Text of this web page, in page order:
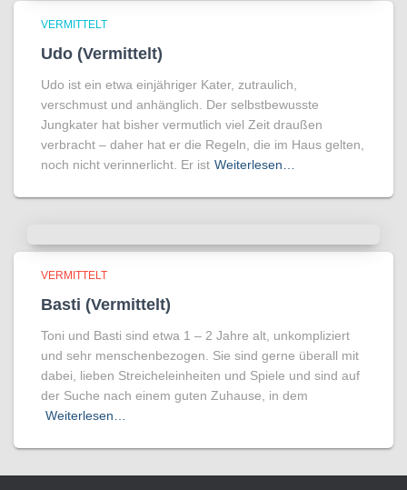
VERMITTELT
Udo (Vermittelt)
Udo ist ein etwa einjähriger Kater, zutraulich,
verschmust und anhänglich. Der selbstbewusste
Jungkater hat bisher vermutlich viel Zeit draußen
verbracht – daher hat er die Regeln, die im Haus gelten,
noch nicht verinnerlicht. Er ist Weiterlesen…
VERMITTELT
Basti (Vermittelt)
Toni und Basti sind etwa 1 – 2 Jahre alt, unkompliziert
und sehr menschenbezogen. Sie sind gerne überall mit
dabei, lieben Streicheleinheiten und Spiele und sind auf
der Suche nach einem guten Zuhause, in dem
Weiterlesen…